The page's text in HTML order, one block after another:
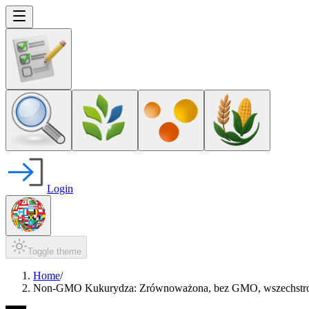
Login
Toggle theme
Home/
Non-GMO Kukurydza: Zrównoważona, bez GMO,